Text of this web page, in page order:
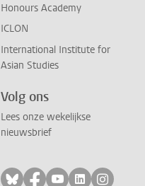
Honours Academy
ICLON
International Institute for
Asian Studies
Volg ons
Lees onze wekelijkse
nieuwsbrief
Volg ons op bluesky
Volg ons op
Volg ons op
Volg ons
Volg